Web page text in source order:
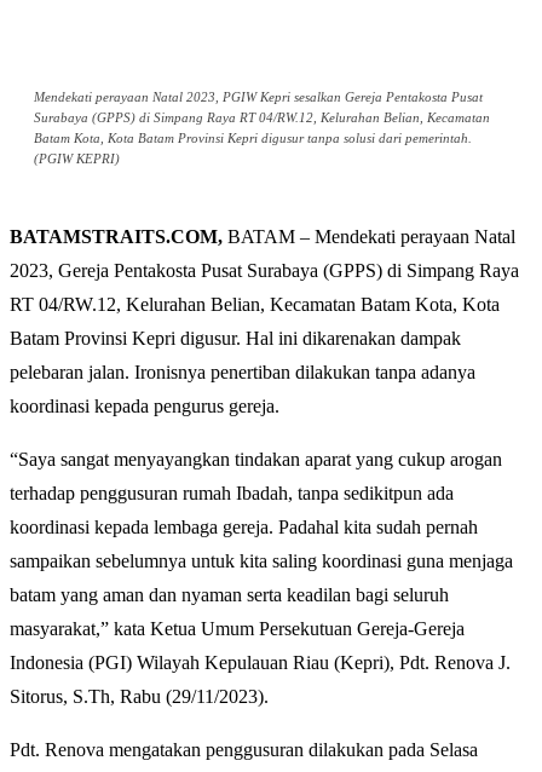
Mendekati perayaan Natal 2023, PGIW Kepri sesalkan Gereja Pentakosta Pusat
Surabaya (GPPS) di Simpang Raya RT 04/RW.12, Kelurahan Belian, Kecamatan
Batam Kota, Kota Batam Provinsi Kepri digusur tanpa solusi dari pemerintah.
(PGIW KEPRI)
BATAMSTRAITS.COM, BATAM – Mendekati perayaan Natal
2023, Gereja Pentakosta Pusat Surabaya (GPPS) di Simpang Raya
RT 04/RW.12, Kelurahan Belian, Kecamatan Batam Kota, Kota
Batam Provinsi Kepri digusur. Hal ini dikarenakan dampak
pelebaran jalan. Ironisnya penertiban dilakukan tanpa adanya
koordinasi kepada pengurus gereja.
“Saya sangat menyayangkan tindakan aparat yang cukup arogan
terhadap penggusuran rumah Ibadah, tanpa sedikitpun ada
koordinasi kepada lembaga gereja. Padahal kita sudah pernah
sampaikan sebelumnya untuk kita saling koordinasi guna menjaga
batam yang aman dan nyaman serta keadilan bagi seluruh
masyarakat,” kata Ketua Umum Persekutuan Gereja-Gereja
Indonesia (PGI) Wilayah Kepulauan Riau (Kepri), Pdt. Renova J.
Sitorus, S.Th, Rabu (29/11/2023).
Pdt. Renova mengatakan penggusuran dilakukan pada Selasa